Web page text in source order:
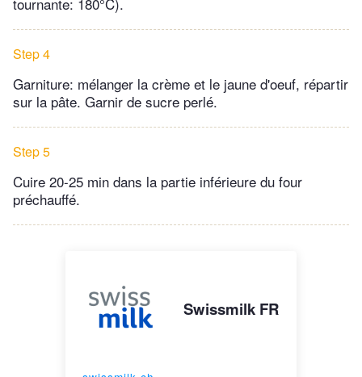
Step 4
Garniture: mélanger la crème et le jaune d'oeuf, répartir
sur la pâte. Garnir de sucre perlé.
Step 5
Cuire 20-25 min dans la partie inférieure du four
préchauffé.
Swissmilk FR